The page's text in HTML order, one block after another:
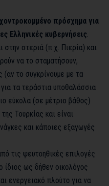
πρόσχημα για
Ελληνικές κυβερνήσεις.
στην στεριά (π.χ. Πιερία) και
να το σταματήσουν,
(αν το συγκρίνουμε με τα
τα τεράστια υποθαλάσσια
εύκολα (σε μέτριο βάθος)
Τουρκίας και είναι
και κάποιες εξαγωγές
τις ψευτοηθικές επιλογές
ίδιος ως δήθεν οικολόγος
ενεργειακό πλούτο για να